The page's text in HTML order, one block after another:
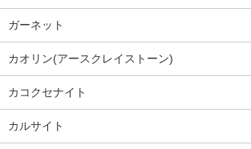
ガーネット
カオリン(アースクレイストーン)
カコクセナイト
カルサイト